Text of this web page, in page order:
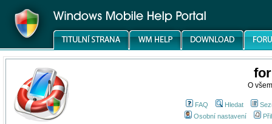
O
FAQ Hledat
Osobní nastavení